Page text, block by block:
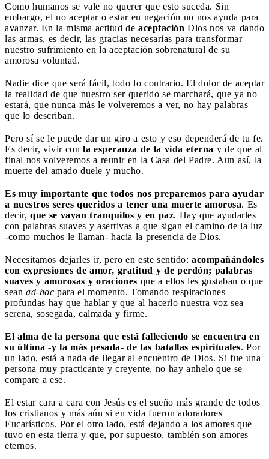
Como humanos se vale no querer que esto suceda. Sin
embargo, el no aceptar o estar en negación no nos ayuda para
avanzar. En la misma actitud de aceptación Dios nos va dando
las armas, es decir, las gracias necesarias para transformar
nuestro sufrimiento en la aceptación sobrenatural de su
amorosa voluntad.
Nadie dice que será fácil, todo lo contrario. El dolor de aceptar
la realidad de que nuestro ser querido se marchará, que ya no
estará, que nunca más le volveremos a ver, no hay palabras
que lo describan.
Pero sí se le puede dar un giro a esto y eso dependerá de tu fe.
Es decir, vivir con la esperanza de la vida eterna y de que al
final nos volveremos a reunir en la Casa del Padre. Aun así, la
muerte del amado duele y mucho.
Es muy importante que todos nos preparemos para ayudar
a nuestros seres queridos a tener una muerte amorosa. Es
decir, que se vayan tranquilos y en paz. Hay que ayudarles
con palabras suaves y asertivas a que sigan el camino de la luz
-como muchos le llaman- hacia la presencia de Dios.
Necesitamos dejarles ir, pero en este sentido: acompañándoles
con expresiones de amor, gratitud y de perdón; palabras
suaves y amorosas y oraciones que a ellos les gustaban o que
sean ad-hoc para el momento. Tomando respiraciones
profundas hay que hablar y que al hacerlo nuestra voz sea
serena, sosegada, calmada y firme.
El alma de la persona que está falleciendo se encuentra en
su última -y la más pesada- de las batallas espirituales. Por
un lado, está a nada de llegar al encuentro de Dios. Si fue una
persona muy practicante y creyente, no hay anhelo que se
compare a ese.
El estar cara a cara con Jesús es el sueño más grande de todos
los cristianos y más aún si en vida fueron adoradores
Eucarísticos. Por el otro lado, está dejando a los amores que
tuvo en esta tierra y que, por supuesto, también son amores
eternos.